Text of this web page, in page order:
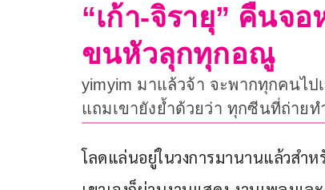
“เก้า-จิรายุ” คืนจ
ขนหัวลุกทุกอณู
yimyim มาแล้วจ้า จะพากทุกคนไป
แถมเขายังย้ำด้วยว่า ทุกซีนที่ถ่าย
โลดแล่นอยู่ในวงการมานานแล้วสำ